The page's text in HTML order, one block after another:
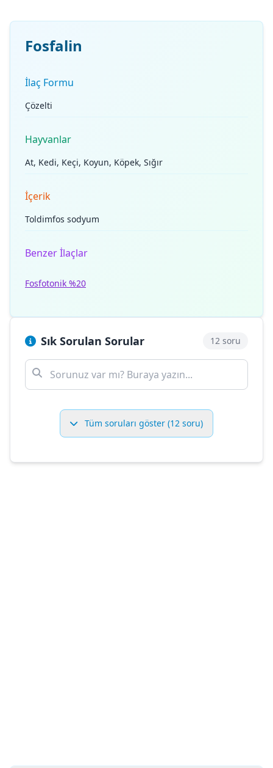
Fosfalin
İlaç Formu
Çözelti
Hayvanlar
At, Kedi, Keçi, Koyun, Köpek, Sığır
İçerik
Toldimfos sodyum
Benzer İlaçlar
Fosfotonik %20
Sık Sorulan Sorular 12 soru
Tüm soruları göster (12 soru)